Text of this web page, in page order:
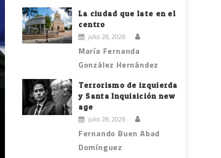
La ciudad que late en el
centro
julio 28, 2026
María Fernanda
González Hernández
Terrorismo de izquierda
y Santa Inquisición new
age
julio 28, 2026
Fernando Buen Abad
Domínguez